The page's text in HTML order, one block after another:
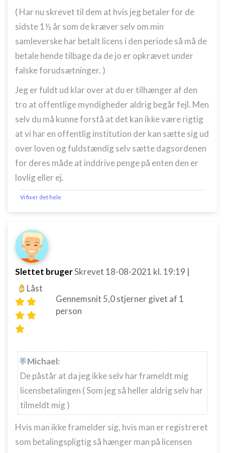
( Har nu skrevet til dem at hvis jeg betaler for de
sidste 1½ år som de kræver selv om min
samleverske har betalt licens i den periode så må de
betale hende tilbage da de jo er opkrævet under
falske forudsætninger. )
Jeg er fuldt ud klar over at du er tilhænger af den
tro at offentlige myndigheder aldrig begår fejl. Men
selv du må kunne forstå at det kan ikke være rigtig
at vi har en offentlig institution der kan sætte sig ud
over loven og fuldstændig selv sætte dagsordenen
for deres måde at inddrive penge på enten den er
lovlig eller ej.
Vi fixer det hele
Slettet brugerSkrevet 18-08-2021 kl. 19:19 |
Låst
Gennemsnit 5,0stjerner givet af 1
person
Michael:
De påstår at da jeg ikke selv har frameldt mig
licensbetalingen ( Som jeg så heller aldrig selv har
tilmeldt mig )
Hvis man ikke framelder sig, hvis man er registreret
som betalingspligtig så hænger man på licensen